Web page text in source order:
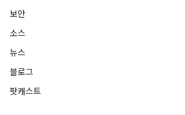
보안
소스
뉴스
블로그
팟캐스트